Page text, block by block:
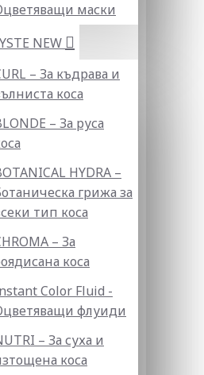
маски
NEW
– За къдрава и
коса
– За руса
HYDRA –
грижа за
тип коса
– За
коса
Color Fluid -
флуиди
– За суха и
коса